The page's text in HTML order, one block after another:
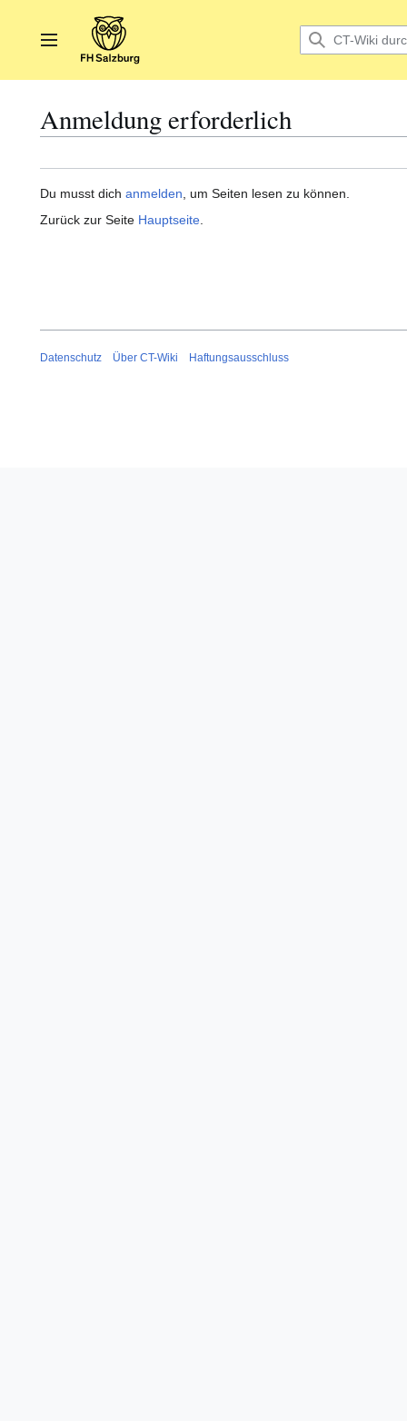
springenHauptmenü
Anmeldung erforderlich
Du musst dich anmelden , um Seiten lesen zu können.
Zurück zur Seite Hauptseite
Datenschutz Über CT-Wiki Haftungsausschluss